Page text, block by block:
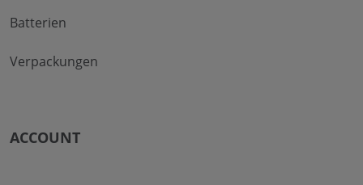
Batterien
Verpackungen
ACCOUNT